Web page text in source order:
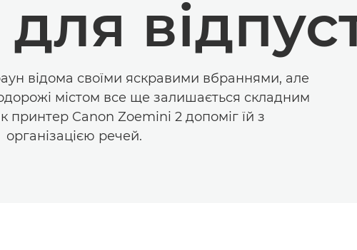
відома своїми яскравими вбраннями, але
містом все ще залишається складним
принтер Canon Zoemini 2 допоміг їй з
організацією речей.